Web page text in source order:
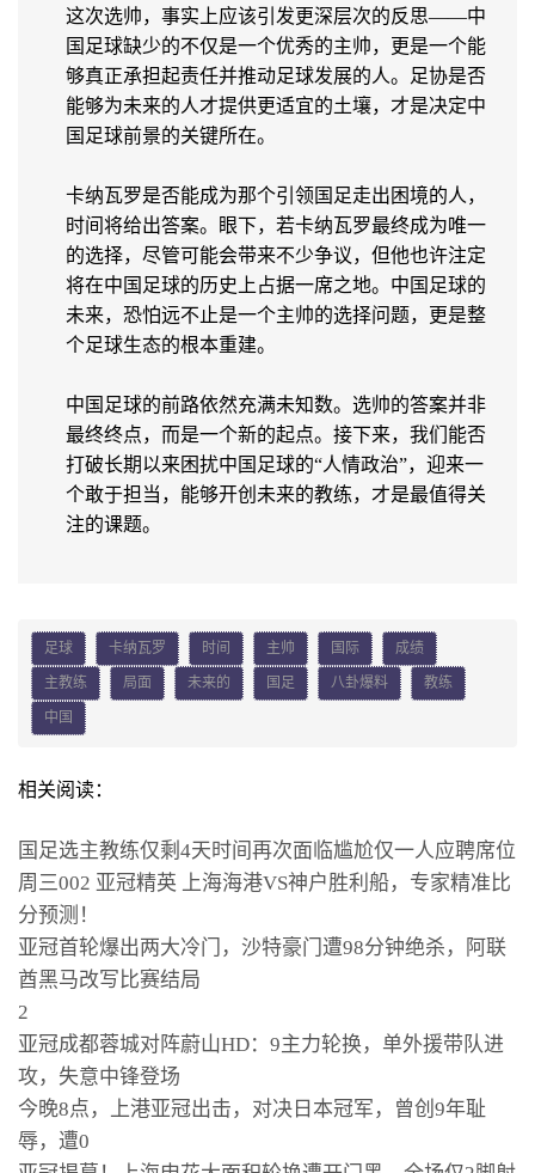
这次选帅，事实上应该引发更深层次的反思——中
国足球缺少的不仅是一个优秀的主帅，更是一个能
够真正承担起责任并推动足球发展的人。足协是否
能够为未来的人才提供更适宜的土壤，才是决定中
国足球前景的关键所在。
卡纳瓦罗是否能成为那个引领国足走出困境的人，
时间将给出答案。眼下，若卡纳瓦罗最终成为唯一
的选择，尽管可能会带来不少争议，但他也许注定
将在中国足球的历史上占据一席之地。中国足球的
未来，恐怕远不止是一个主帅的选择问题，更是整
个足球生态的根本重建。
中国足球的前路依然充满未知数。选帅的答案并非
最终终点，而是一个新的起点。接下来，我们能否
打破长期以来困扰中国足球的“人情政治”，迎来一
个敢于担当，能够开创未来的教练，才是最值得关
注的课题。
足球 卡纳瓦罗 时间 主帅 国际 成绩
主教练 局面 未来的 国足 八卦爆料 教练
中国
相关阅读：
国足选主教练仅剩4天时间再次面临尴尬仅一人应聘席位
周三002 亚冠精英 上海海港VS神户胜利船，专家精准比
分预测！
亚冠首轮爆出两大冷门，沙特豪门遭98分钟绝杀，阿联
酋黑马改写比赛结局
2
亚冠成都蓉城对阵蔚山HD：9主力轮换，单外援带队进
攻，失意中锋登场
今晚8点，上港亚冠出击，对决日本冠军，曾创9年耻
辱，遭0